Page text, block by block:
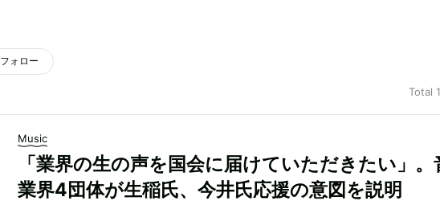
フォロー
Total
Music
「業界の生の声を国会に届けていただきたい」。
業界4団体が生稲氏、今井氏応援の意図を説明